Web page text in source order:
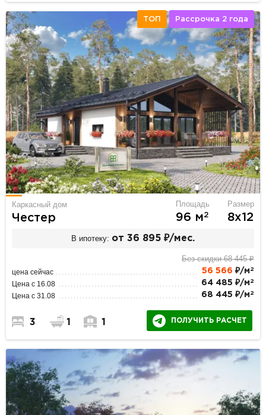
ТОП Рассрочка 2 года
Каркасный дом
Честер
Площадь
96 м2
Размер
8х12
В ипотеку: от 36 895 ₽/мес.
Без скидки 68 445 ₽
цена сейчас 56 566 ₽/м 2
Цена с 16.08 64 485 ₽/м 2
Цена с 31.08 68 445 ₽/м 2
3 1 1 ПОЛУЧИТЬ РАСЧЕТ